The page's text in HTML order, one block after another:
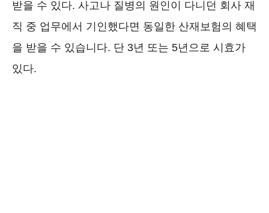
받을 수 있다. 사고나 질병의 원인이 다니던 회사 재
직 중 업무에서 기인했다면 동일한 산재보험의 혜택
을 받을 수 있습니다. 단 3년 또는 5년으로 시효가
있다.